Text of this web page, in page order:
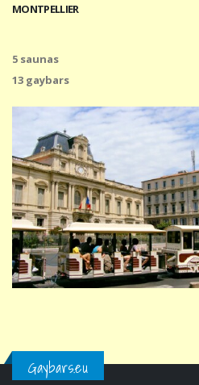
MONTPELLIER
5 saunas
13 gaybars
Gaybars.eu